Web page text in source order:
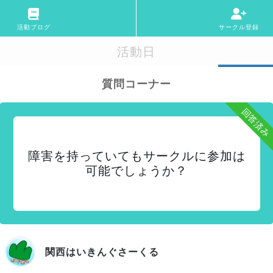
活動ブログ サークル登録
活動日
質問コーナー
回答済み
障害を持っていてもサークルに参加は
可能でしょうか？
関西はいきんぐさーくる